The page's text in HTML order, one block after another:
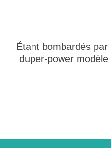
Étant bombardés
duper-power